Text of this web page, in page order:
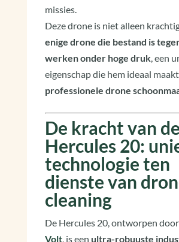
missies.
Deze drone is niet alleen
enige drone die bestand is
werken onder hoge druk, een
eigenschap die hem ideaal
professionele drone
De kracht van de
Hercules 20:
technologie ten
dienste van
cleaning
De Hercules 20, ontworpen door
Volt, is een ultra-robuuste